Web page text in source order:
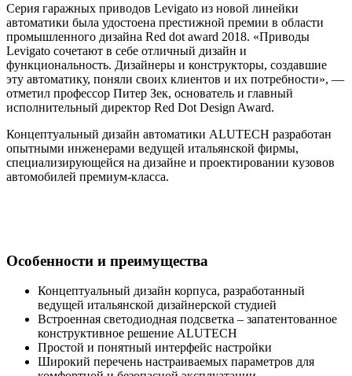
Серия гаражных приводов Levigato из новой линейки
автоматики была удостоена престижной премии в области
промышленного дизайна Red dot award 2018. «Приводы
Levigato сочетают в себе отличный дизайн и
функциональность. Дизайнеры и конструкторы, создавшие
эту автоматику, поняли своих клиентов и их потребности», —
отметил профессор Питер Зек, основатель и главный
исполнительный директор Red Dot Design Award.
Концептуальный дизайн автоматики ALUTECH разработан
опытными инженерами ведущей итальянской фирмы,
специализирующейся на дизайне и проектировании кузовов
автомобилей премиум-класса.
Особенности и преимущества
Концептуальный дизайн корпуса, разработанный
ведущей итальянской дизайнерской студией
Встроенная светодиодная подсветка – запатентованное
конструктивное решение ALUTECH
Простой и понятный интерфейс настройки
Широкий перечень настраиваемых параметров для